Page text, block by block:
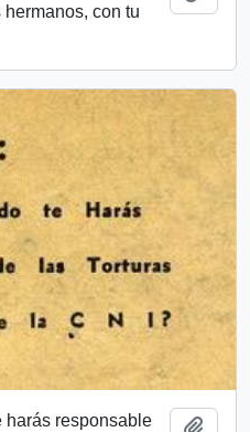
con tu
harás responsable